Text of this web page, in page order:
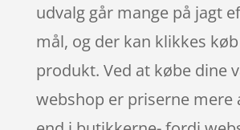
udvalg går mange på jagt
mål, og der kan klikkes
produkt. Ved at købe dine
webshop er priserne mere